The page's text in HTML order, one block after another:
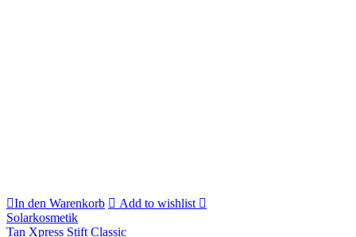
In den Warenkorb
Add to wishlist
Solarkosmetik
Tan Xpress Stift Classic